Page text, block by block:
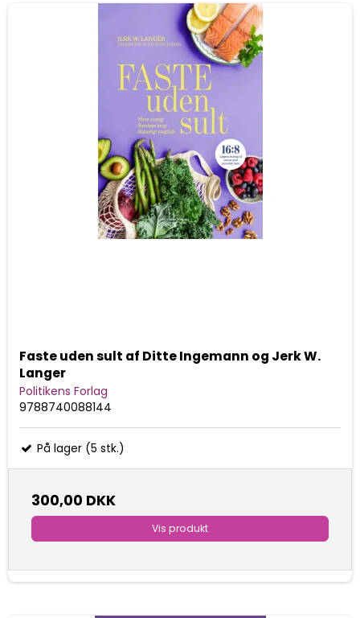
Faste uden sult af Ditte Ingemann og Jerk W.
Langer
Politikens Forlag
9788740088144
På lager (5 stk.)
300,00 DKK
Vis produkt